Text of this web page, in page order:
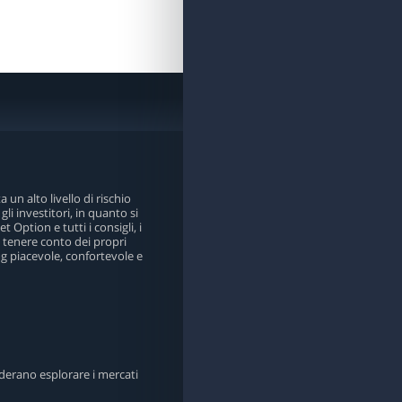
un alto livello di rischio
investitori, in quanto si
Option e tutti i consigli, i
tenere conto dei propri
piacevole, confortevole e
esplorare i mercati